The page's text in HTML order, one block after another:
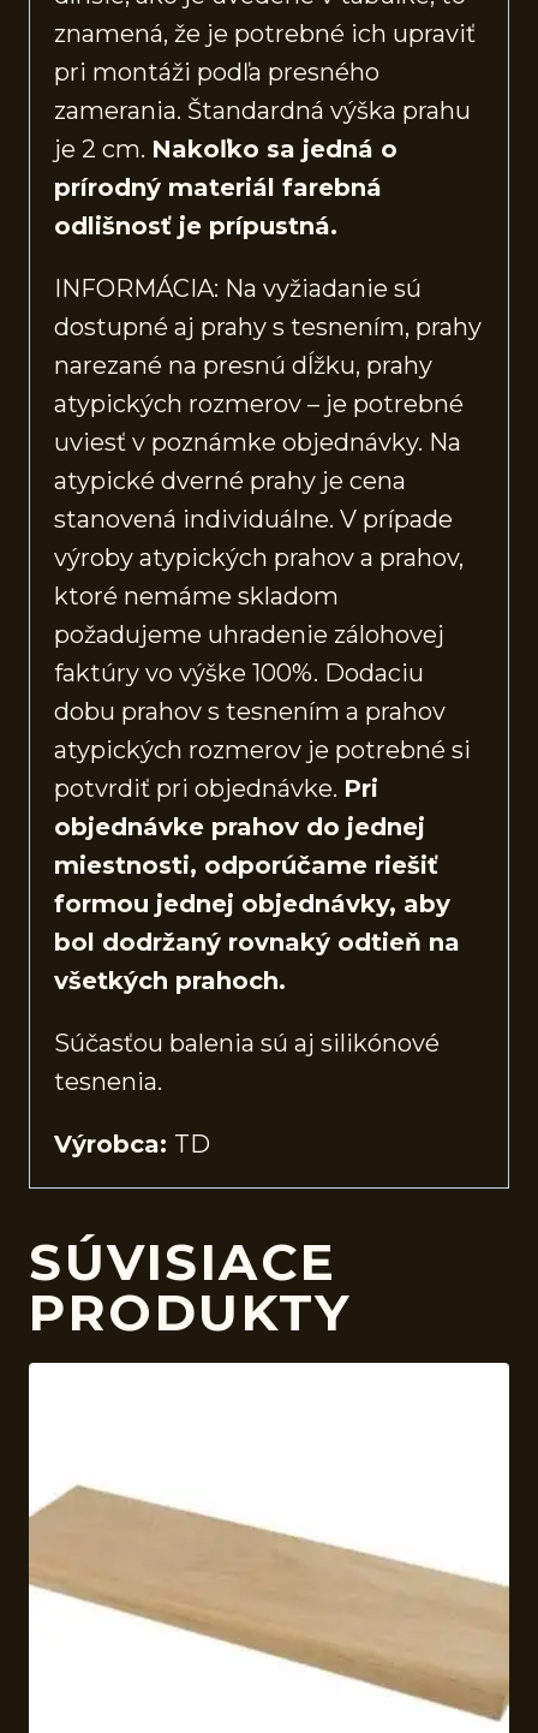
znamená, že je potrebné ich upraviť
pri montáži podľa presného
zamerania. Štandardná výška prahu
je 2 cm. Nakoľko sa jedná o
prírodný materiál farebná
odlišnosť je prípustná.
INFORMÁCIA: Na vyžiadanie sú
dostupné aj prahy s tesnením, prahy
narezané na presnú dĺžku, prahy
atypických rozmerov – je potrebné
uviesť v poznámke objednávky. Na
atypické dverné prahy je cena
stanovená individuálne. V prípade
výroby atypických prahov a prahov,
ktoré nemáme skladom
požadujeme uhradenie zálohovej
faktúry vo výške 100%. Dodaciu
dobu prahov s tesnením a prahov
atypických rozmerov je potrebné si
potvrdiť pri objednávke. Pri
objednávke prahov do jednej
miestnosti, odporúčame riešiť
formou jednej objednávky, aby
bol dodržaný rovnaký odtieň na
všetkých prahoch.
Súčasťou balenia sú aj silikónové
tesnenia.
Výrobca: TD
SÚVISIACE
PRODUKTY